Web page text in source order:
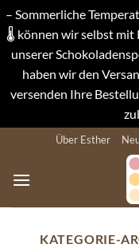
– Sommerliche
🌡️ können wir selbst mit
unserer
haben wir den
versenden Ihre
springen
Über Esther
KATEGORIE-